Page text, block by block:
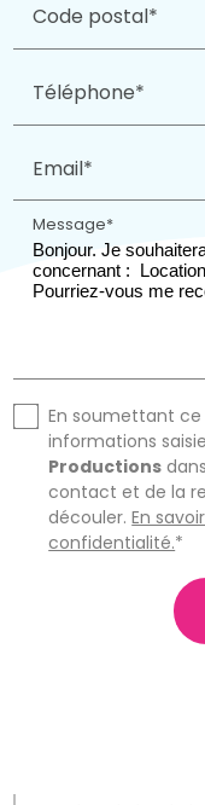
Code postal*
Téléphone*
Email*
Message*
En soumettant
informations
Productions
contact et de la
découler.En
confidentialité.*